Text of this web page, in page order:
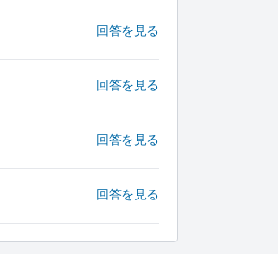
回答を見る
回答を見る
回答を見る
回答を見る